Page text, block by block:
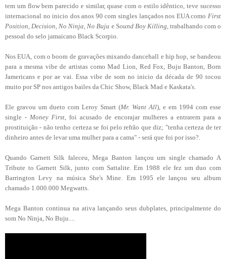
tem um flow bem parecido e similar, quase com o estilo idêntico, teve sucesso
internacional no inicio dos anos 90 com singles lançados nos EUA como First
Position,Decision,No Ninja, No Buju e Sound Boy Killing, trabalhando com o
pessoal do selo jamaicano Black Scorpio.
Nos EUA, com o boom de gravações mixando dancehall e hip hop, se bandeou
para a mesma vibe de artistas como Mad Lion, Red Fox, Buju Banton, Born
Jamericans e por ae vai. Essa vibe de som no inicio da década de 90 tocou
muito por SP nos antigos bailes da Chic Show, Black Mad e Kaskata's.
Ele gravou um dueto com Leroy Smart (Mr. Want All), e em 1994 com esse
single - Money First, foi acusado de encorajar mulheres a entrarem para a
prostituição - não tenho certeza se foi pelo refrão que diz; "tenha certeza de ter
dinheiro antes de levar uma mulher para a cama" - será que foi por isso?.
Quando Garnett Silk faleceu, Mega Banton lançou um single chamado A
Tribute to Garnett Silk, junto com Sattalite. Em 1988 ele fez um duo com
Barrington Levy na música She's Mine. Em 1995 ele lançou seu album
chamado 1.000.000 Megwatts.
Mega Banton continua na ativa lançando seus dubplates, principalmente do
som No Ninja, No Buju....